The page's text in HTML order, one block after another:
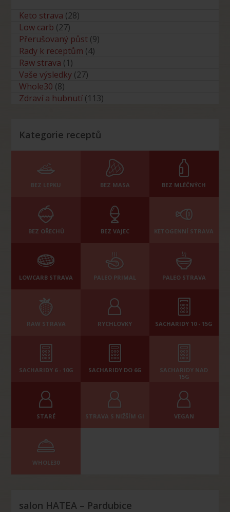
Keto strava (28)
Low carb (27)
Přerušovaný půst (9)
Rady k receptům (4)
Raw strava (1)
Vaše výsledky (27)
Whole30 (8)
Zdraví a hubnutí (113)
Kategorie receptů
BEZ LEPKU BEZ MASA BEZ MLÉČNÝCH
BEZ OŘECHŮ BEZ VAJEC KETOGENNÍ STRAVA
LOWCARB STRAVA PALEO PRIMAL PALEO STRAVA
RAW STRAVA RYCHLOVKY SACHARIDY 10 - 15G
SACHARIDY 6 - 10G SACHARIDY DO 6G
SACHARIDY NAD
15G
STARÉ STRAVA S NIŽŠÍM GI VEGAN
WHOLE30
salon HATEA – Pardubice